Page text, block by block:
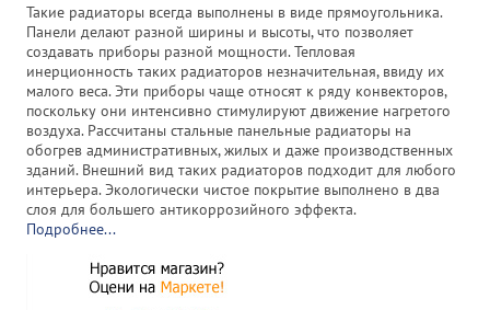
Такие радиаторы всегда выполнены в виде прямоугольника.
Панели делают разной ширины и высоты, что позволяет
создавать приборы разной мощности. Тепловая
инерционность таких радиаторов незначительная, ввиду их
малого веса. Эти приборы чаще относят к ряду конвекторов,
поскольку они интенсивно стимулируют движение нагретого
воздуха. Рассчитаны стальные панельные радиаторы на
обогрев административных, жилых и даже производственных
зданий. Внешний вид таких радиаторов подходит для любого
интерьера. Экологически чистое покрытие выполнено в два
слоя для большего антикоррозийного эффекта.
Подробнее...